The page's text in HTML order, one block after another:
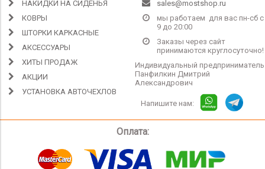
НАКИДКИ НА СИДЕНЬЯ
КОВРЫ
ШТОРКИ КАРКАСНЫЕ
АКСЕССУАРЫ
ХИТЫ ПРОДАЖ
АКЦИИ
УСТАНОВКА АВТОЧЕХЛОВ
sales@mostshop.ru
мы работаем для вас пн-сб с
9 до 20:00
Заказы через сайт
принимаются круглосуточно!
Индивидуальный предприниматель
Панфилкин Дмитрий
Александрович
Напишите нам:
Оплата: